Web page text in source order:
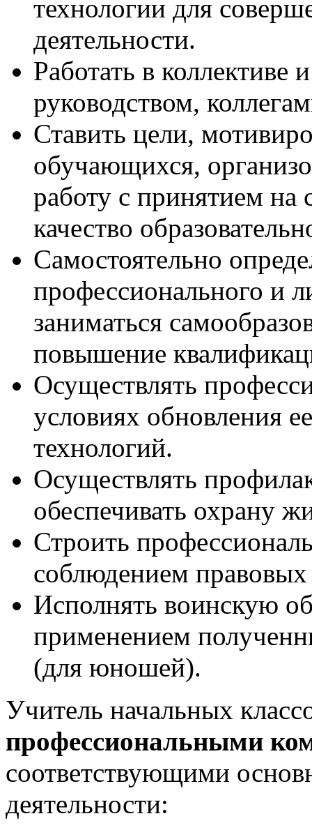
технологии для
деятельности.
Работать в коллективе
руководством,
Ставить цели,
обучающихся,
работу с принятием на
качество
Самостоятельно
профессионального и
заниматься
повышение
Осуществлять
условиях обновления
технологий.
Осуществлять
обеспечивать охрану
Строить
соблюдением
Исполнять воинскую
применением
(для юношей).
Учитель начальных
профессиональными
соответствующими
деятельности: